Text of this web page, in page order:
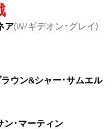
ア(W/ギデオン･グレイ)
ウン&シャー･サムエル
ン･マーティン